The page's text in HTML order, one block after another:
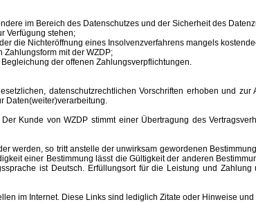
im Bereich des Datenschutzes und der Sicherheit des
Verfügung stehen;
die Nichteröffnung eines Insolvenzverfahrens mangels
mit der WZDP;
der offenen Zahlungsverpflichtungen.
datenschutzrechtlichen Vorschriften erhoben und zur
Daten(weiter)verarbeitung.
von WZDP stimmt einer Übertragung des
so tritt anstelle der unwirksam gewordenen
einer Bestimmung lässt die Gültigkeit der anderen
ist Deutsch. Erfüllungsort für die Leistung und Zahlung
im Internet. Diese Links sind lediglich Zitate oder Hinweise